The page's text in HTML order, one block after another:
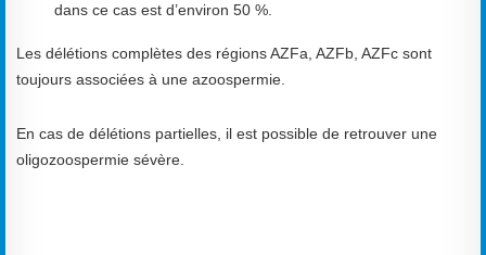
dans ce cas est d’environ 50 %.
Les délétions complètes des régions AZFa, AZFb, AZFc sont
toujours associées à une azoospermie.
En cas de délétions partielles, il est possible de retrouver une
oligozoospermie sévère.